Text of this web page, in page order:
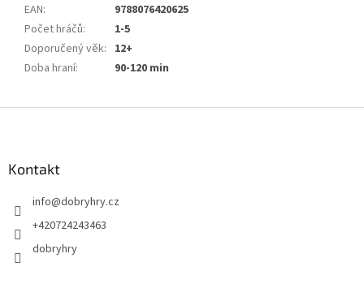
EAN:
9788076420625
Počet hráčů:
1-5
Doporučený věk: 12+
Doba hraní: 90-120 min
Kontakt
info@dobryhry.cz
+420724243463
dobryhry